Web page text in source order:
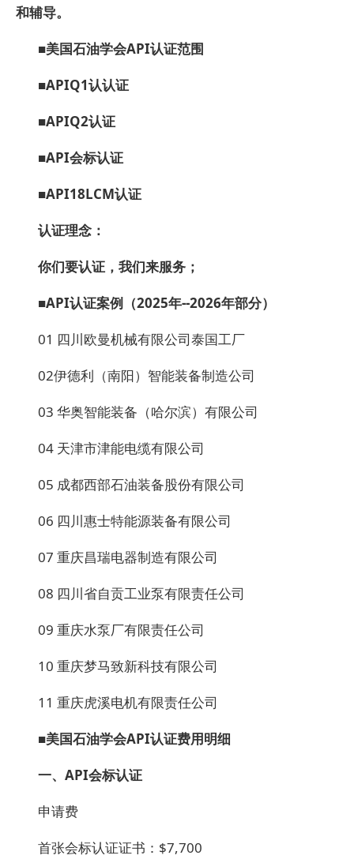
和辅导。
■美国石油学会API认证范围
■APIQ1认认证
■APIQ2认证
■API会标认证
■API18LCM认证
认证理念 ：
你们要认证，我们来服务 ；
■API认证案例（2025年--2026年部分）
01 四川欧曼机械有限公司泰国工厂
02伊德利（南阳）智能装备制造公司
03 华奥智能装备（哈尔滨）有限公司
04 天津市津能电缆有限公司
05 成都西部石油装备股份有限公司
06 四川惠士特能源装备有限公司
07 重庆昌瑞电器制造有限公司
08 四川省自贡工业泵有限责任公司
09 重庆水泵厂有限责任公司
10 重庆梦马致新科技有限公司
11 重庆虎溪电机有限责任公司
■美国石油学会API认证费用明细
一、API会标认证
申请费
首张会标认证证书：$7,700